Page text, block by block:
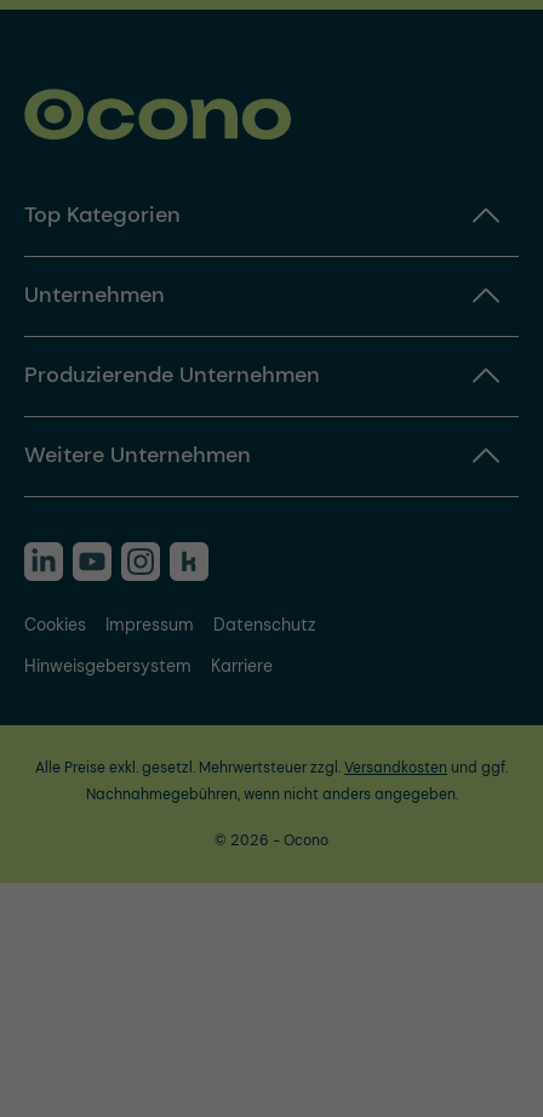
Top Kategorien
Unternehmen
Produzierende Unternehmen
Weitere Unternehmen
Cookies Impressum
Datenschutz
Hinweisgebersystem
Karriere
Alle Preise exkl. gesetzl. Mehrwertsteuer zzgl.Versandkosten und ggf.
Nachnahmegebühren, wenn nicht anders angegeben.
© 2026 - Ocono